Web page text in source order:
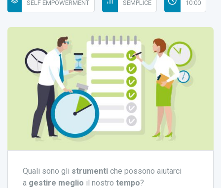
SELF EMPOWERMENT SEMPLICE 10:00
Quali sono gli strumenti che possono aiutarci
a gestire meglio il nostro tempo?